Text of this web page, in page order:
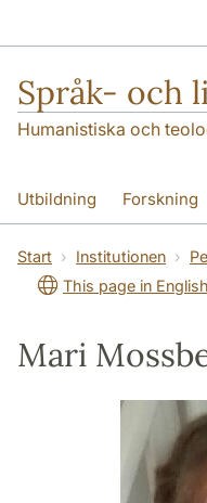
Språk- och
Humanistiska och
Utbildning Forskning
SOL-husen Kontakt
översättning till svenska
Start Institutionen
This page in English
Mari